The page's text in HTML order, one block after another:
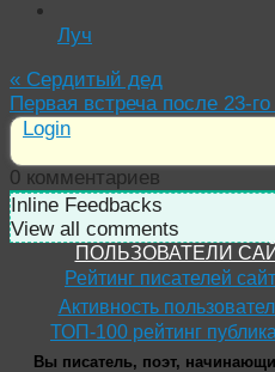
Луч
« Сердитый дед
Первая встреча после 23-
Login
0 комментариев
Inline Feedbacks
View all comments
ПОЛЬЗОВАТЕЛИ
Рейтинг писателей
Активность
ТОП-100 рейтинг
Вы писатель, поэт,